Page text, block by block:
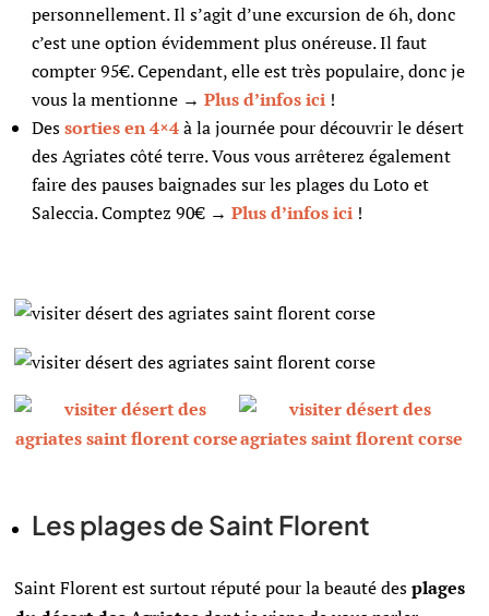
personnellement. Il s’agit d’une excursion de 6h, donc
c’est une option évidemment plus onéreuse. Il faut
compter 95€. Cependant, elle est très populaire, donc je
vous la mentionne →Plus d’infos ici !
Dessorties en 4×4à la journée pour découvrir le désert
des Agriates côté terre. Vous vous arrêterez également
faire des pauses baignades sur les plages du Loto et
Saleccia. Comptez 90€ → Plus d’infos ici !
Les plages de Saint Florent
Saint Florent est surtout réputé pour la beauté desplages